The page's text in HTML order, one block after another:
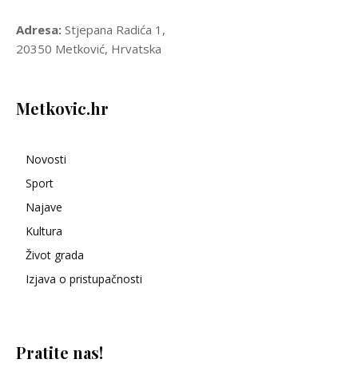
Adresa: Stjepana Radića 1,
20350 Metković, Hrvatska
Metkovic.hr
Novosti
Sport
Najave
Kultura
Život grada
Izjava o pristupačnosti
Pratite nas!